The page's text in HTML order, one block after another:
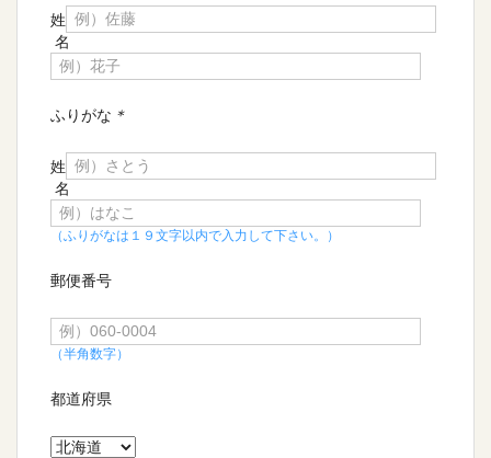
姓
名
ふりがな ＊
姓
名
（ふりがなは１９文字以内で入力して下さい。）
郵便番号
（半角数字）
都道府県